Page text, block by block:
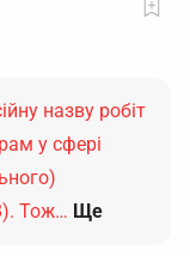
назву робіт
у сфері
Тож… Ще